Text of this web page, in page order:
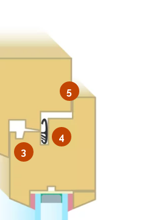
3
4
5